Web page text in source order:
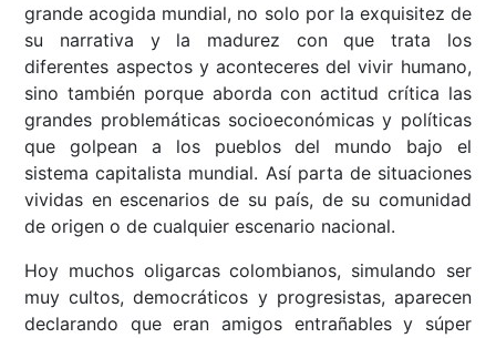
grande acogida mundial, no solo por la exquisitez de
su narrativa y la madurez con que trata los
diferentes aspectos y aconteceres del vivir humano,
sino también porque aborda con actitud crítica las
grandes problemáticas socioeconómicas y políticas
que golpean a los pueblos del mundo bajo el
sistema capitalista mundial. Así parta de situaciones
vividas en escenarios de su país, de su comunidad
de origen o de cualquier escenario nacional.
Hoy muchos oligarcas colombianos, simulando ser
muy cultos, democráticos y progresistas, aparecen
declarando que eran amigos entrañables y súper